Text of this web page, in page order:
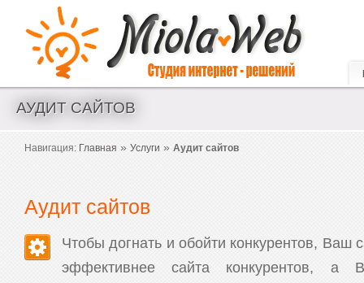
Создание сайтов и интернет магазинов. Аудит и seo оптимизация.
АУДИТ САЙТОВ
Навигация: Главная » Услуги » Аудит сайтов
Аудит сайтов
Чтобы догнать и обойти конкурентов, Ваш
эффективнее сайта конкурентов, а